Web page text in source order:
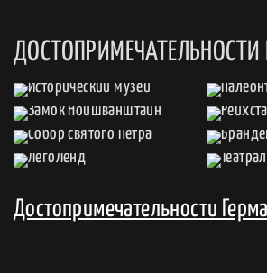
ДОСТОПРИМЕЧАТЕЛЬНОСТИ
Достопримечательности